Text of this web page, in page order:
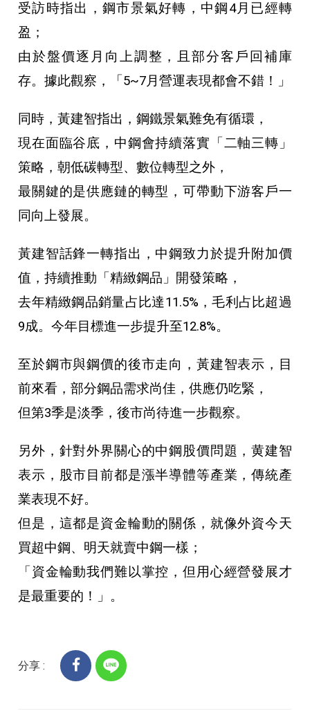
受訪時指出，鋼市景氣好轉，中鋼4月已經轉
盈；
由於盤價逐月向上調整，且部分客戶回補庫
存。據此觀察，「5~7月營運表現都會不錯！」
同時，黃建智指出，鋼鐵景氣難免有循環，
現在面臨谷底，中鋼會持續落實「二軸三轉」
策略，朝低碳轉型、數位轉型之外，
最關鍵的是供應鏈的轉型，可帶動下游客戶一
同向上發展。
黃建智話鋒一轉指出，中鋼致力於提升附加價
值，持續推動「精緻鋼品」開發策略，
去年精緻鋼品銷量占比達11.5%，毛利占比超過
9成。今年目標進一步提升至12.8%。
至於鋼市與鋼價的後市走向，黃建智表示，目
前來看，部分鋼品需求尚佳，供應仍吃緊，
但第3季是淡季，後市尚待進一步觀察。
另外，針對外界關心的中鋼股價問題，黄建智
表示，股市目前都是漲半導體等產業，傳統產
業表現不好。
但是，這都是資金輪動的關係，就像外資今天
買超中鋼、明天就賣中鋼一樣；
「資金輪動我們難以掌控，但用心經營發展才
是最重要的！」。
分享 :